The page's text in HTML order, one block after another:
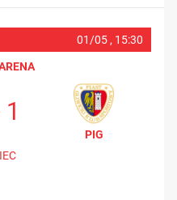
01/05 , 15:30
1
PIG